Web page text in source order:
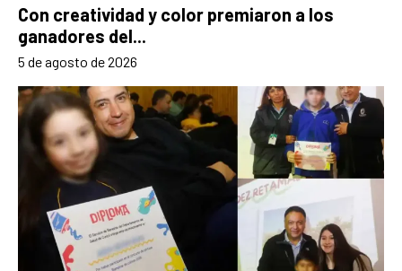
Con creatividad y color premiaron a los
ganadores del...
5 de agosto de 2026